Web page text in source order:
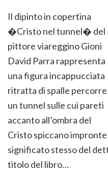
Il dipinto in copertina
�Cristo nel tunnel� del
pittore viareggino Gioni
David Parra rappresenta
una figura incappucciata
ritratta di spalle percorre
un tunnel sulle cui pareti
accanto all’ombra del
Cristo spiccano impronte
significato stesso del
titolo del libro…